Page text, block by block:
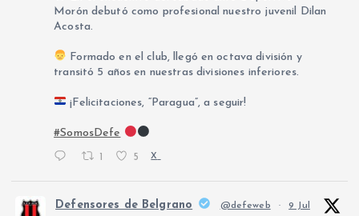
Morón debutó como profesional nuestro juvenil Dilan
Acosta.
Formado en el club, llegó en octava división y
transitó 5 años en nuestras divisiones inferiores.
¡Felicitaciones, “Paragua”, a seguir!
#SomosDefe
1 5 X
Defensores de Belgrano @defeweb · 9 Jul